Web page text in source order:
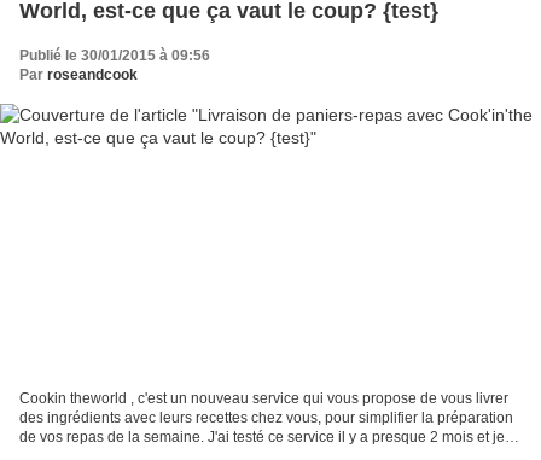
World, est-ce que ça vaut le coup? {test}
Publié le 30/01/2015 à 09:56
Par roseandcook
Cookin theworld , c'est un nouveau service qui vous propose de vous livrer
des ingrédients avec leurs recettes chez vous, pour simplifier la préparation
de vos repas de la semaine. J'ai testé ce service il y a presque 2 mois et je